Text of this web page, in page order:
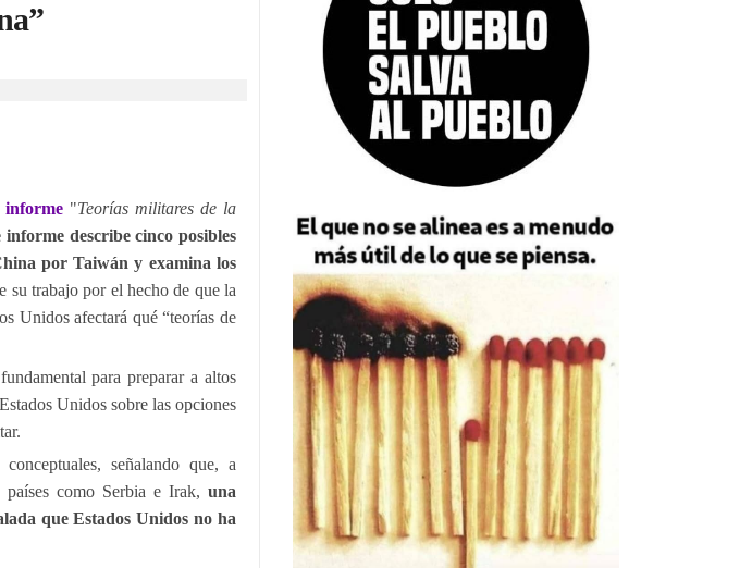
informe "Teorías militares de la
informe describe cinco posibles
por Taiwán y examina los
su trabajo por el hecho de que la
Unidos afectará qué “teorías de
para preparar a altos
Unidos sobre las opciones
señalando que, a
como Serbia e Irak, una
que Estados Unidos no ha